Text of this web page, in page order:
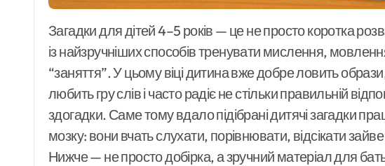
Загадки для дітей 4–5 років — це не просто коротка розвага перед сном чи в дорозі, а один
із найзручніших способів тренувати мислення,
“заняття”. У цьому віці дитина вже добре ловить
любить гру слів і часто радіє не стільки правильній
здогадки. Саме тому вдало підібрані дитячі загадки
мозку: вони вчать слухати, порівнювати, відсікати зайве
Нижче — не просто добірка, а зручний матеріал для